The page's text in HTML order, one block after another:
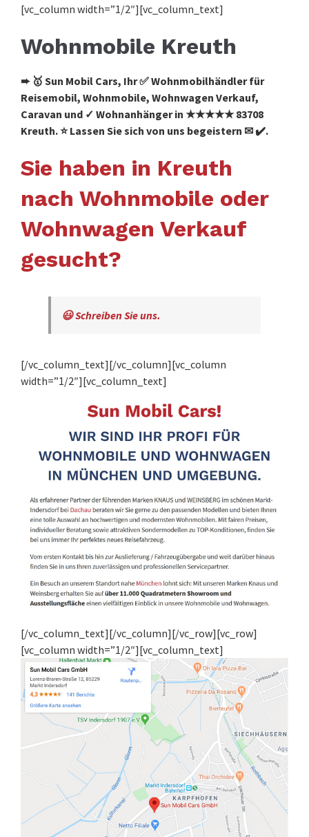
[vc_column width=”1/2″][vc_column_text]
Wohnmobile Kreuth
➨ 🥇 Sun Mobil Cars, Ihr ✅ Wohnmobilhändler für
Reisemobil, Wohnmobile, Wohnwagen Verkauf,
Caravan und ✓ Wohnanhänger in ★★★★★ 83708
Kreuth. ⭐ Lassen Sie sich von uns begeistern ✉ ✔️.
Sie haben in Kreuth
nach Wohnmobile oder
Wohnwagen Verkauf
gesucht?
😃 Schreiben Sie uns.
[/vc_column_text][/vc_column][vc_column
width=”1/2″][vc_column_text]
[/vc_column_text][/vc_column][/vc_row][vc_row]
[vc_column width=”1/2″][vc_column_text]